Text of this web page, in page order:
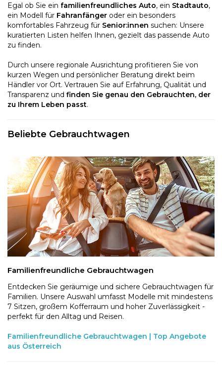
Egal ob Sie ein familienfreundliches Auto, ein Stadtauto,
ein Modell für Fahranfänger oder ein besonders
komfortables Fahrzeug für Senior:innen suchen: Unsere
kuratierten Listen helfen Ihnen, gezielt das passende Auto
zu finden.
Durch unsere regionale Ausrichtung profitieren Sie von
kurzen Wegen und persönlicher Beratung direkt beim
Händler vor Ort. Vertrauen Sie auf Erfahrung, Qualität und
Transparenz und finden Sie genau den Gebrauchten, der
zu Ihrem Leben passt.
Beliebte Gebrauchtwagen
Familienfreundliche Gebrauchtwagen
Entdecken Sie geräumige und sichere Gebrauchtwagen für
Familien. Unsere Auswahl umfasst Modelle mit mindestens
7 Sitzen, großem Kofferraum und hoher Zuverlässigkeit -
perfekt für den Alltag und Reisen.
Familienfreundliche Gebrauchtwagen | Top Angebote
aus Österreich